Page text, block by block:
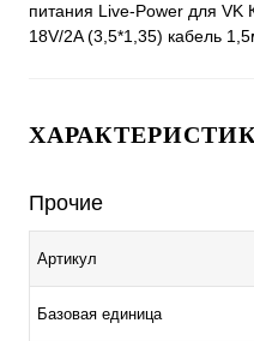
питания Live-Power для VK
18V/2A (3,5*1,35) кабель
Прочие
Артикул
Базовая единица